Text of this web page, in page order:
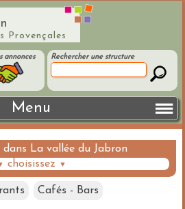
Provençales
Rechercher une structure
annonces
Menu
La vallée du Jabron
choisissez ▼
Cafés - Bars